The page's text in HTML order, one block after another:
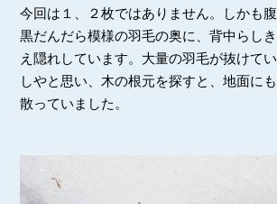
今回は１、２枚ではありません。しかも
黒だんだら模様の羽毛の奥に、背中らし
え隠れしています。大量の羽毛が抜けて
しやと思い、木の根元を探すと、地面に
散っていました。